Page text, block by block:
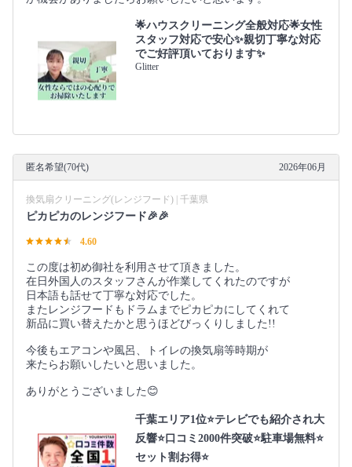
🌟ハウスクリーニング全般対応🌟女性
スタッフ対応で安心✨親切丁寧な対応
でご好評頂いております✨
Glitter
匿名希望(70代) 2026年06月
換気扇クリーニング(レンジフード) | 千葉県
ピカピカのレンジフード🎉🎉
4.60
この度は初め御社を利用させて頂きました。
在日外国人のスタッフさんが作業してくれたのですが
日本語も話せて丁寧な対応でした。
またレンジフードもドラムまでピカピカにしてくれて
新品に買い替えたかと思うほどびっくりしました!!
今後もエアコンや風呂、トイレの換気扇等時期が
来たらお願いしたいと思いました。
ありがとうございました😊
千葉エリア1位⭐テレビでも紹介され大
反響⭐️口コミ2000件突破⭐️駐車場無料⭐
セット割お得⭐